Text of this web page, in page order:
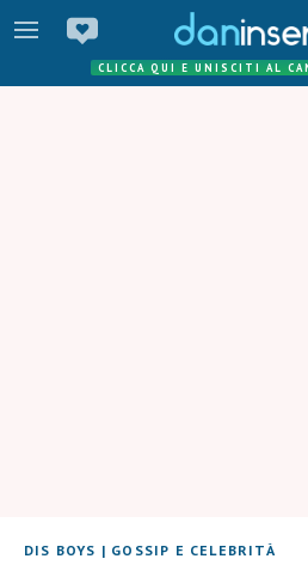
CLICCA QUI E UNISCITI AL
DIS BOYS | GOSSIP E CELEBRITÀ